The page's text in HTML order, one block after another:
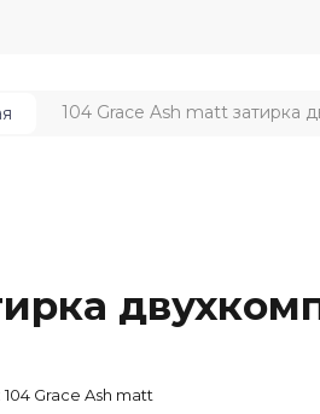
104 Grace Ash matt затирка
104 Grace Ash matt